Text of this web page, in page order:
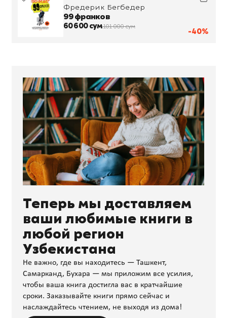
-40%
Фредерик Бегбедер
99 франков
60 600 сум101 000 сум
Теперь мы доставляем
ваши любимые книги в
любой регион
Узбекистана
Не важно, где вы находитесь — Ташкент,
Самарканд, Бухара — мы приложим все усилия,
чтобы ваша книга достигла вас в кратчайшие
сроки. Заказывайте книги прямо сейчас и
наслаждайтесь чтением, не выходя из дома!